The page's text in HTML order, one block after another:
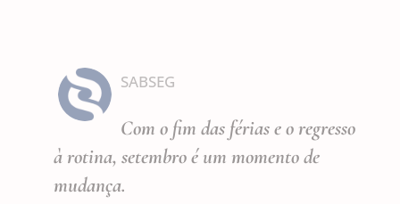
SABSEG
Com o fim das férias e o regresso
à rotina, setembro é um momento de
mudança.